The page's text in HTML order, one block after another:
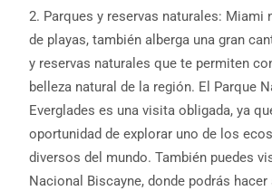
2. Parques y reservas naturales: Miami
de playas, también alberga una gran
y reservas naturales que te permiten
belleza natural de la región. El Parque
Everglades es una visita obligada, ya
oportunidad de explorar uno de los
diversos del mundo. También puedes
Nacional Biscayne, donde podrás